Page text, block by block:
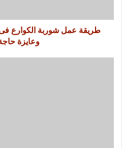
طريقة عمل شوربة الكوارع
وعايزة